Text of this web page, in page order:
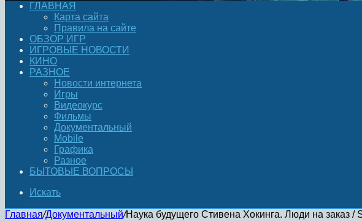
ГЛАВНАЯ
Карта сайта
Правила на сайте
ОБЗОР ИГР
ИГРОВЫЕ НОВОСТИ
КИНО
РАЗНОЕ
Новости интернета
Игры
Видеокурс
Фильмы
Документальный
Mobile
Графика
Разное
БЫТОВЫЕ ВОПРОСЫ
Искать
Главная/Документальный/Наука будущего Стивена Хокинга. Люди на заказ /